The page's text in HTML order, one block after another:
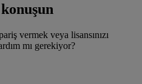
vermek veya lisansınızı
mı gerekiyor?